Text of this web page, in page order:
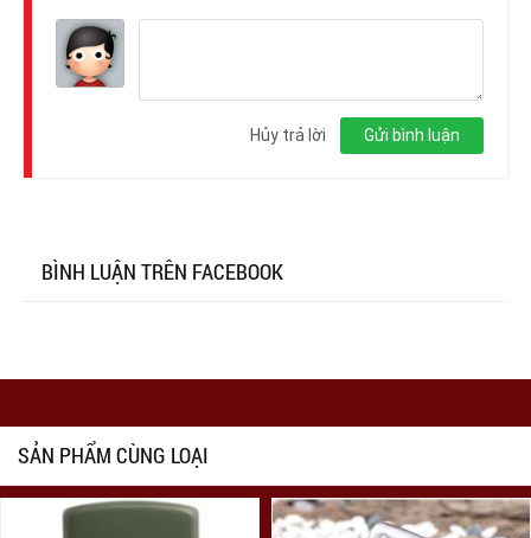
Gửi bình luận
Hủy trả lời
BÌNH LUẬN TRÊN FACEBOOK
SẢN PHẨM CÙNG LOẠI